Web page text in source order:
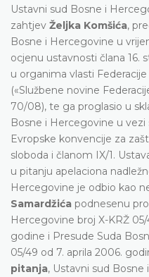
Ustavni sud Bosne i
zahtjev Željka Komšića,
Bosne i Hercegovine u
ocjenu ustavnosti člana 16.
u organima vlasti
(«Službene novine
70/08), te ga proglasio u
Bosne i Hercegovine u vezi
Evropske konvencije za
sloboda i članom IX/1.
u pitanju apelaciona
Hercegovine je odbio kao
Samardžića podnesenu
Hercegovine broj X-KRŽ
godine i Presude Suda
05/49 od 7. aprila 2006.
pitanja, Ustavni sud Bosne